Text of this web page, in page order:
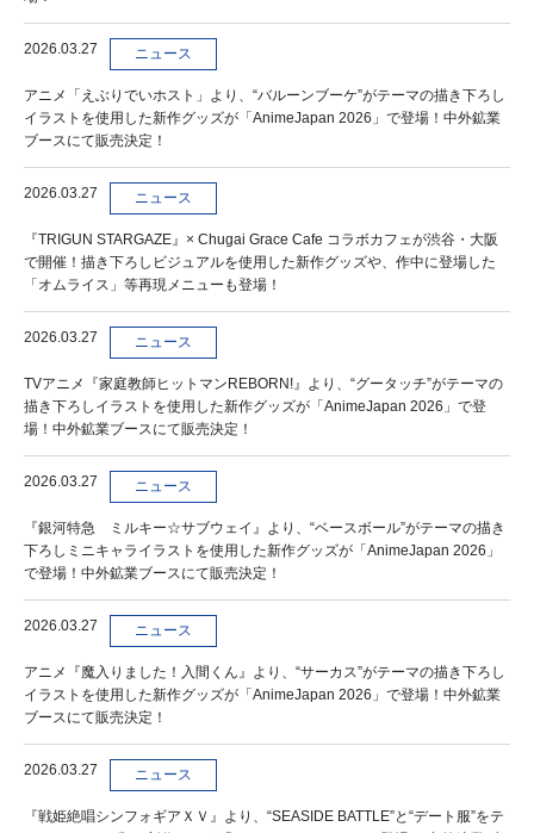
2026.03.27 ニュース
アニメ「えぶりでいホスト」より、“バルーンブーケ”がテーマの描き下ろし
イラストを使用した新作グッズが「AnimeJapan 2026」で登場！中外鉱業
ブースにて販売決定！
2026.03.27 ニュース
『TRIGUN STARGAZE』× Chugai Grace Cafe コラボカフェが渋谷・大阪
で開催！描き下ろしビジュアルを使用した新作グッズや、作中に登場した
「オムライス」等再現メニューも登場！
2026.03.27 ニュース
TVアニメ『家庭教師ヒットマンREBORN!』より、“グータッチ”がテーマの
描き下ろしイラストを使用した新作グッズが「AnimeJapan 2026」で登
場！中外鉱業ブースにて販売決定！
2026.03.27 ニュース
『銀河特急 ミルキー☆サブウェイ』より、“ベースボール”がテーマの描き
下ろしミニキャライラストを使用した新作グッズが「AnimeJapan 2026」
で登場！中外鉱業ブースにて販売決定！
2026.03.27 ニュース
アニメ『魔入りました！入間くん』より、“サーカス”がテーマの描き下ろし
イラストを使用した新作グッズが「AnimeJapan 2026」で登場！中外鉱業
ブースにて販売決定！
2026.03.27 ニュース
『戦姫絶唱シンフォギアＸＶ』より、“SEASIDE BATTLE”と“デート服”をテ